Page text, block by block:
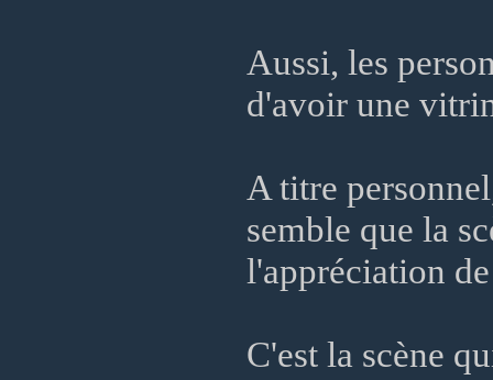
Aussi, les
d'avoir une
A titre
semble que la
l'appréciation
C'est la scène